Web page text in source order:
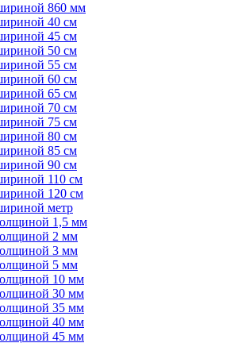
860 мм
40 см
45 см
50 см
55 см
60 см
65 см
70 см
75 см
80 см
85 см
90 см
110 см
120 см
метр
1,5 мм
2 мм
3 мм
5 мм
10 мм
30 мм
35 мм
40 мм
45 мм